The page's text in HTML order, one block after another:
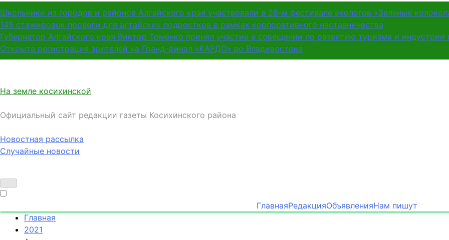
Школьники из городов и районов Алтайского края участвовали в 26-м фестивале экологов «Зеленые
145 стажировок провели для алтайских подростков в рамках корпоративного наставничества
Губернатор Алтайского края Виктор Томенко принял участие в совещании по развитию туризма и
Открыта регистрация зрителей на Гранд-финал «КАРДО» во Владивостоке
На земле косихинской
Официальный сайт редакции газеты Косихинского района
Новостная рассылка
Случайные новости
ГлавнаяРедакцияОбъявленияНам пишут
Главная
2021